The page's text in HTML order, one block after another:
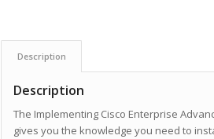
Description
Description
The Implementing Cisco Enterprise
gives you the knowledge you need to